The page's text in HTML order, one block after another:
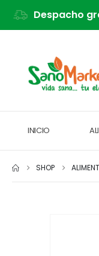
Despacho
INICIO
SHOP